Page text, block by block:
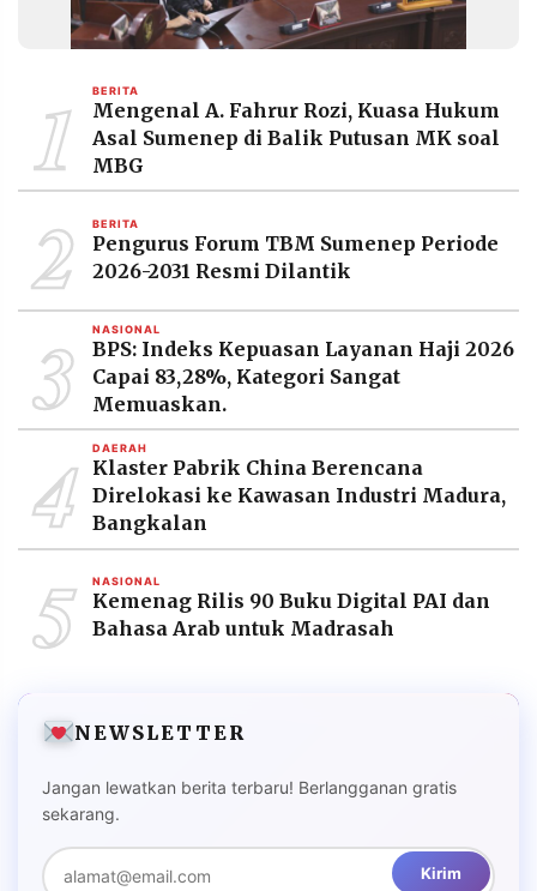
1 BERITA
Mengenal A. Fahrur Rozi, Kuasa Hukum
Asal Sumenep di Balik Putusan MK soal
MBG
2 BERITA
Pengurus Forum TBM Sumenep Periode
2026-2031 Resmi Dilantik
3 NASIONAL
BPS: Indeks Kepuasan Layanan Haji 2026
Capai 83,28%, Kategori Sangat
Memuaskan.
4 DAERAH
Klaster Pabrik China Berencana
Direlokasi ke Kawasan Industri Madura,
Bangkalan
5 NASIONAL
Kemenag Rilis 90 Buku Digital PAI dan
Bahasa Arab untuk Madrasah
NEWSLETTER
Jangan lewatkan berita terbaru! Berlangganan gratis
sekarang.
Kirim